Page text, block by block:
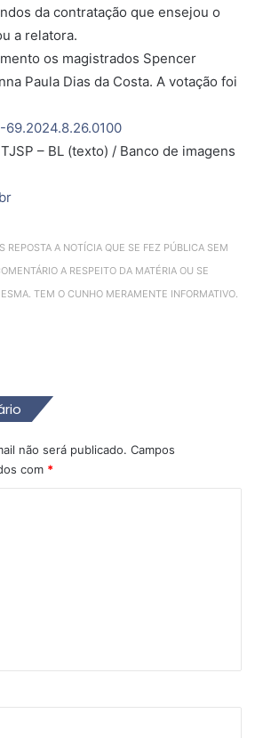
da contratação que ensejou o
a relatora.
os magistrados Spencer
Paula Dias da Costa. A votação foi
69.2024.8.26.0100
– BL (texto) / Banco de imagens
REPOSTA A NOTÍCIA QUE SE FEZ PÚBLICA SEM
A RESPEITO DA MATÉRIA OU SE
TEM O CUNHO MERAMENTE INFORMATIVO.
não será publicado. Campos
com *